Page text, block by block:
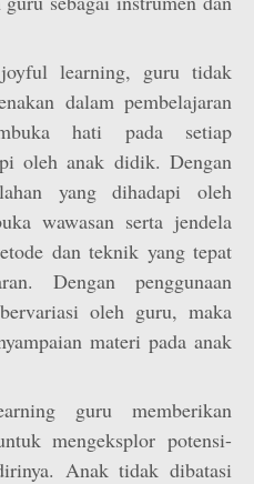
learning, guru tidak
dalam pembelajaran
hati pada setiap
oleh anak didik. Dengan
yang dihadapi oleh
wawasan serta jendela
dan teknik yang tepat
Dengan penggunaan
oleh guru, maka
materi pada anak
guru memberikan
mengeksplor potensi-
Anak tidak dibatasi